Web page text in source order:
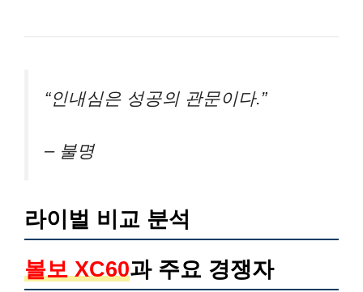
“인내심은 성공의 관문이다.”
– 불명
라이벌 비교 분석
볼보 XC60과 주요 경쟁자